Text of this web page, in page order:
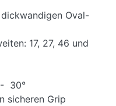
Oval-
17, 27, 46 und
30°
sicheren Grip